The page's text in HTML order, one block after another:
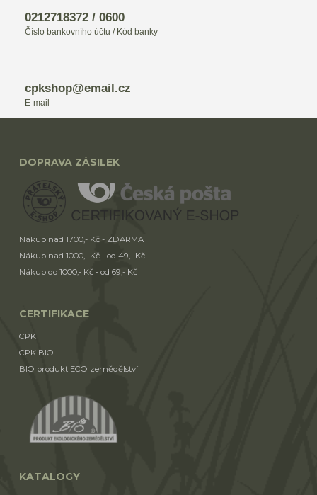
0212718372 / 0600
Číslo bankovního účtu / Kód banky
cpkshop@email.cz
E-mail
DOPRAVA ZÁSILEK
Nákup nad 1700,- Kč - ZDARMA
Nákup nad 1000,- Kč - od 49,- Kč
Nákup do 1000,- Kč - od 69,- Kč
CERTIFIKACE
CPK
CPK BIO
BIO produkt ECO zemědělství
KATALOGY